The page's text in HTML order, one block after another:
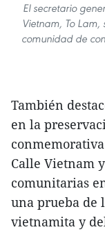
El secretario
Vietnam, To
comunidad de
También
en la
Calle Vietnam
comunitarias
una prueba de
vietnamita y